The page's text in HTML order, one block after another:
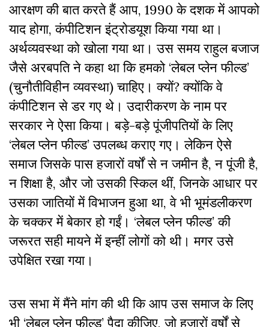
आरक्षण की बात करते हैं आप, 1990 के दशक में आपको
याद होगा, कंपीटिशन इंट्रोडयूश किया गया था।
अर्थव्यवस्था को खोला गया था। उस समय राहुल बजाज
जैसे अरबपति ने कहा था कि हमको ‘लेबल प्लेन फील्ड’
(चुनौतीविहीन व्यवस्था) चाहिए। क्यों? क्योंकि वे
कंपीटिशन से डर गए थे। उदारीकरण के नाम पर
सरकार ने ऐसा किया। बड़े-बड़े पूंजीपतियों के लिए
‘लेबल प्लेन फील्ड’ उपलब्ध कराए गए। लेकिन ऐसे
समाज जिसके पास हजारों वर्षों से न जमीन है, न पूंजी है,
न शिक्षा है, और जो उसकी स्किल थीं, जिनके आधार पर
उसका जातियों में विभाजन हुआ था, वे भी भूमंडलीकरण
के चक्कर में बेकार हो गईं। ‘लेबल प्लेन फील्ड’ की
जरूरत सही मायने में इन्हीं लोगों को थी। मगर उसे
उपेक्षित रखा गया।
उस सभा में मैंने मांग की थी कि आप उस समाज के लिए
भी ‘लेबल प्लेन फील्ड’ पैदा कीजिए, जो हजारों वर्षों से